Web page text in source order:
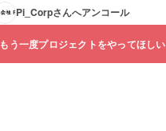
Pi_Corpさんへアンコール
もう一度プロジェクトをやってほしい